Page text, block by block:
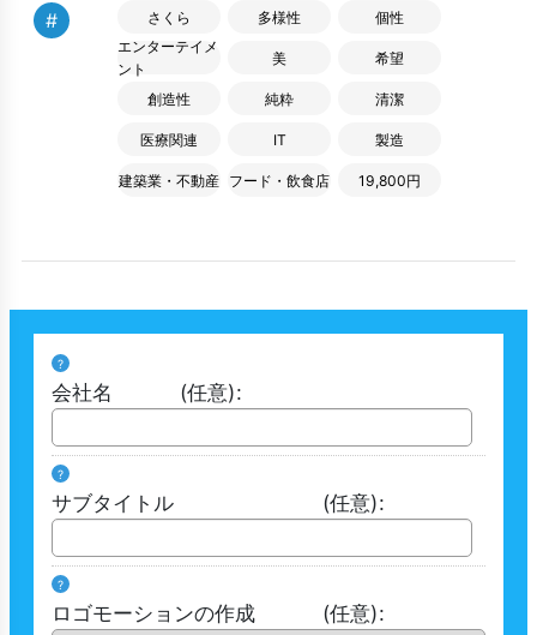
# さくら 多様性
個性
エンターテイメ
ント
美 希望
創造性 純粋 清潔
医療関連 IT 製造
建築業・不動産 フード・飲食店 19,800円
?
会社名 (任意):
?
サブタイトル (任意):
?
ロゴモーションの作成 (任意):